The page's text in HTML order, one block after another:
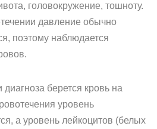
головокружение, тошноту.
давление обычно
поэтому наблюдается
берется кровь на
уровень
а уровень лейкоцитов (белых